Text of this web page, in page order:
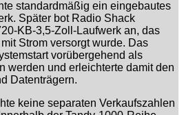
standardmäßig ein eingebautes
Später bot Radio Shack
KB-3,5-Zoll-Laufwerk an, das
Strom versorgt wurde. Das
vorübergehend als
werden und erleichterte damit den
Datenträgern.
keine separaten Verkaufszahlen